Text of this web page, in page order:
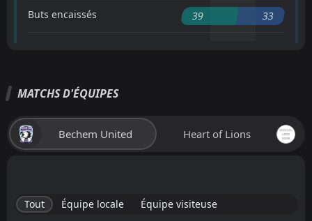
Buts encaissés 39 33
MATCHS D'ÉQUIPES
Bechem United Heart of Lions
Tout Équipe locale Équipe visiteuse